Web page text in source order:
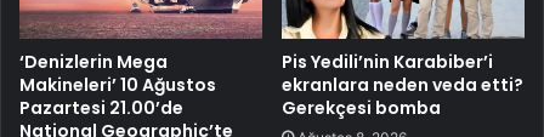
‘Denizlerin Mega
Makineleri’ 10 Ağustos
Pazartesi 21.00’de
National Geographic’te
Pis Yedili’nin Karabiber’i
ekranlara neden veda etti?
Gerekçesi bomba